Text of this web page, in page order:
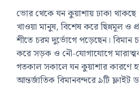
ভোর থেকে ঘন কুয়াশায় ঢাকা থাকছে
খাওয়া মানুষ, বিশেষ করে ছিন্নমূল ও
শীতে চরম দুর্ভোগে পড়েছেন।
করে সড়ক ও নৌ-যোগাযোগে
গতকাল সকালে ঘন কুয়াশার কারণে
আন্তর্জাতিক বিমানবন্দরে ৯টি ফ্লাইট